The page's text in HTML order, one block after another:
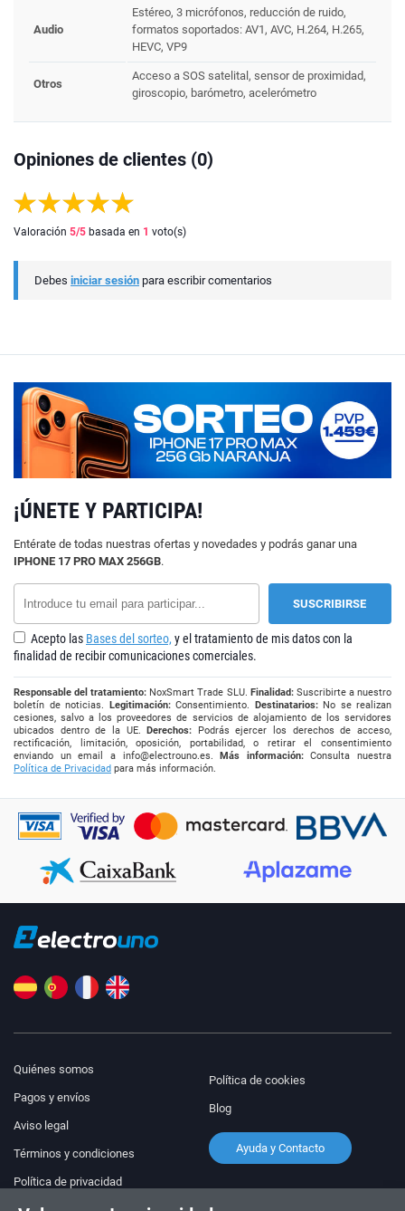
Audio
Estéreo, 3 micrófonos, reducción de ruido,
formatos soportados: AV1, AVC, H.264, H.265,
HEVC, VP9
Otros
Acceso a SOS satelital, sensor de proximidad,
giroscopio, barómetro, acelerómetro
Opiniones de clientes (0)
Valoración 5/5 basada en 1 voto(s)
Debes iniciar sesión para escribir comentarios
¡ÚNETE Y PARTICIPA!
Entérate de todas nuestras ofertas y novedades y podrás ganar una
IPHONE 17 PRO MAX 256GB.
Acepto las Bases del sorteo, y el tratamiento de mis datos con la
finalidad de recibir comunicaciones comerciales.
Responsable del tratamiento: NoxSmart Trade SLU. Finalidad:Suscribirte a nuestro
boletín de noticias. Legitimación:Consentimiento. Destinatarios:No se realizan
cesiones, salvo a los proveedores de servicios de alojamiento de los servidores
ubicados dentro de la UE.Derechos: Podrás ejercer los derechos de acceso,
rectificación, limitación, oposición, portabilidad, o retirar el consentimiento
enviando un email a info@electrouno.es.Más información:Consulta nuestra
Política de Privacidad para más información.
Quiénes somos
Pagos y envíos
Aviso legal
Términos y condiciones
Política de privacidad
Política de cookies
Blog
Ayuda y Contacto